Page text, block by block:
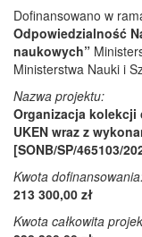
Dofinansowano w
Odpowiedzialność
naukowych”
Ministerstwa Nauki i
Nazwa projektu:
Organizacja
UKEN wraz z
[SONB/SP/465103/
Kwota
213 300,00 zł
Kwota całkowita